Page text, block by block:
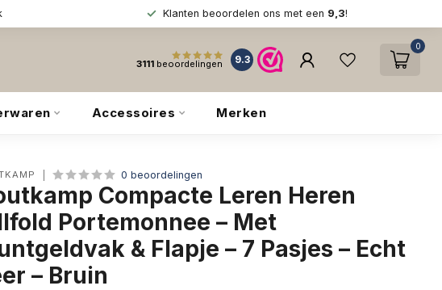
Klanten beoordelen ons met een 9,3!
3111 beoordelingen 9.3
0
Accessoires Merken
0 beoordelingen
Compacte Leren Heren
Portemonnee – Met
& Flapje – 7 Pasjes – Echt
– Bruin